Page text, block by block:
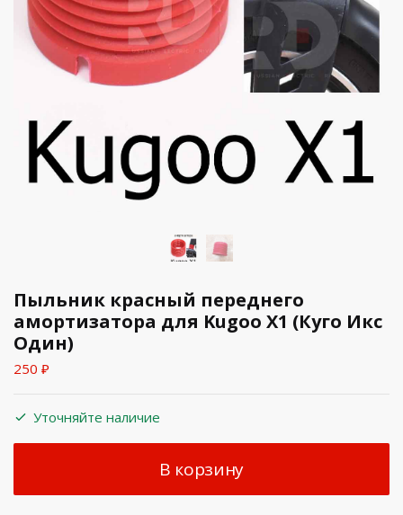
Пыльник красный переднего
амортизатора для Kugoo X1 (Куго Икс
Один)
250 ₽
Уточняйте наличие
В корзину